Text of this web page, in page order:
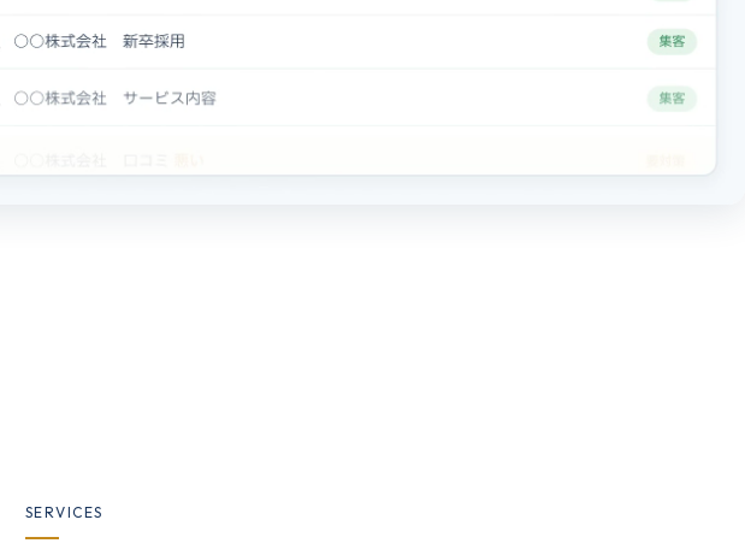
SERVICES